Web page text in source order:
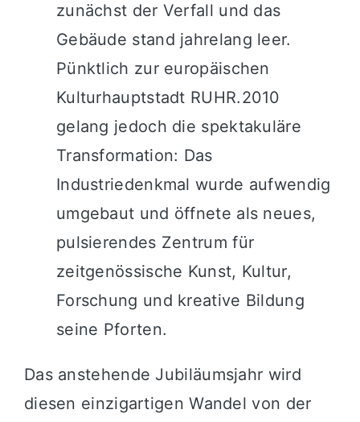
zunächst der Verfall und das
Gebäude stand jahrelang leer.
Pünktlich zur europäischen
Kulturhauptstadt RUHR.2010
gelang jedoch die spektakuläre
Transformation: Das
Industriedenkmal wurde aufwendig
umgebaut und öffnete als neues,
pulsierendes Zentrum für
zeitgenössische Kunst, Kultur,
Forschung und kreative Bildung
seine Pforten.
Das anstehende Jubiläumsjahr wird
diesen einzigartigen Wandel von der